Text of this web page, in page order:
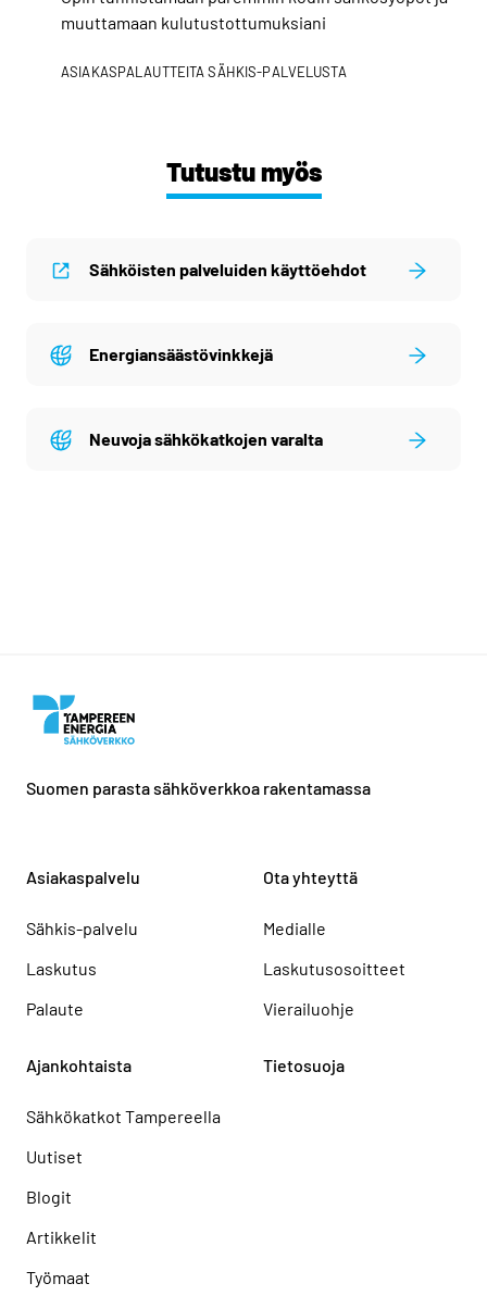
muuttamaan kulutustottumuksiani
ASIAKASPALAUTTEITA SÄHKIS-PALVELUSTA
Tutustu myös
Sähköisten palveluiden käyttöehdot
Energiansäästövinkkejä
Neuvoja sähkökatkojen varalta
Suomen parasta sähköverkkoa rakentamassa
Asiakaspalvelu
Sähkis-palvelu
Laskutus
Palaute
Ota yhteyttä
Medialle
Laskutusosoitteet
Vierailuohje
Ajankohtaista
Sähkökatkot Tampereella
Uutiset
Blogit
Artikkelit
Työmaat
Tietosuoja